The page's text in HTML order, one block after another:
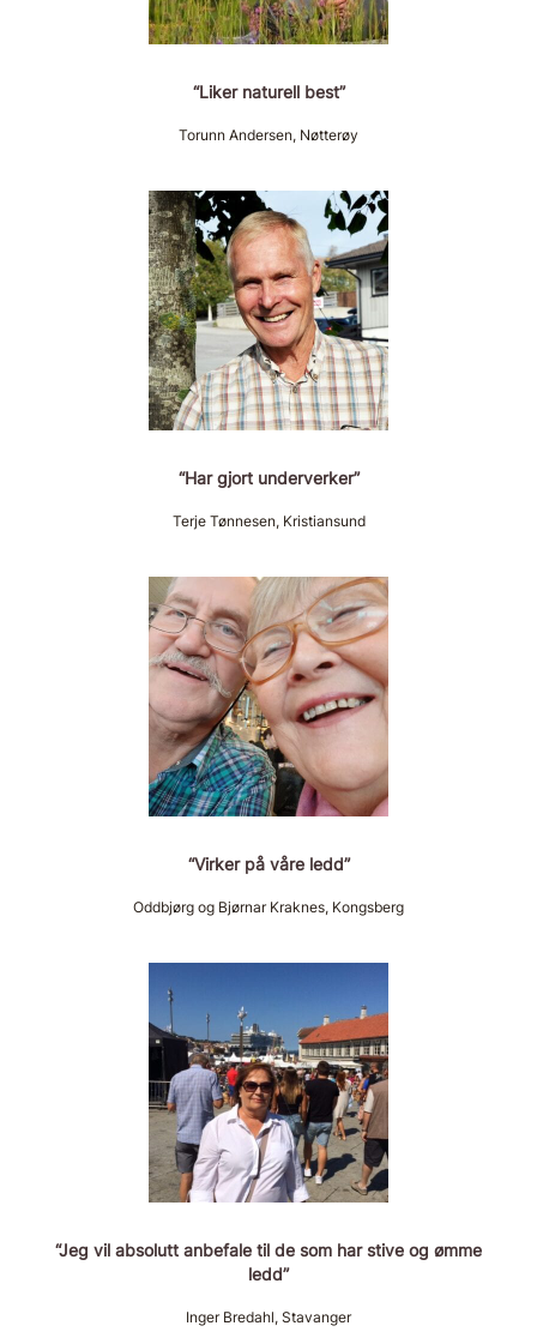
“Liker naturell best”
Torunn Andersen, Nøtterøy
“Har gjort underverker”
Terje Tønnesen, Kristiansund
“Virker på våre ledd”
Oddbjørg og Bjørnar Kraknes, Kongsberg
“Jeg vil absolutt anbefale til de som har stive og ømme
ledd”
Inger Bredahl, Stavanger